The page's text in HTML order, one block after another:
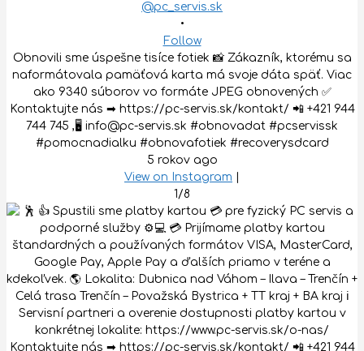
@pc_servis.sk
•
Follow
Obnovili sme úspešne tisíce fotiek 📸 Zákazník, ktorému sa
naformátovala pamäťová karta má svoje dáta späť. Viac
ako 9340 súborov vo formáte JPEG obnovených ✅
Kontaktujte nás ➡ https://pc-servis.sk/kontakt/ 📲 +421 944
744 745 ,🖥 info@pc-servis.sk #obnovadat #pcservissk
#pomocnadialku #obnovafotiek #recoverysdcard
5 rokov ago
View on Instagram |
1/8